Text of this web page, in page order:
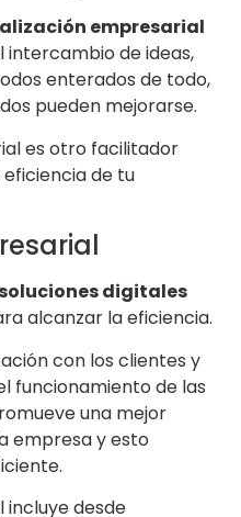
empresarial
intercambio de ideas,
enterados de todo,
pueden mejorarse.
es otro facilitador
de tu
digitales
alcanzar la eficiencia.
con los clientes y
funcionamiento de las
una mejor
empresa y esto
incluye desde